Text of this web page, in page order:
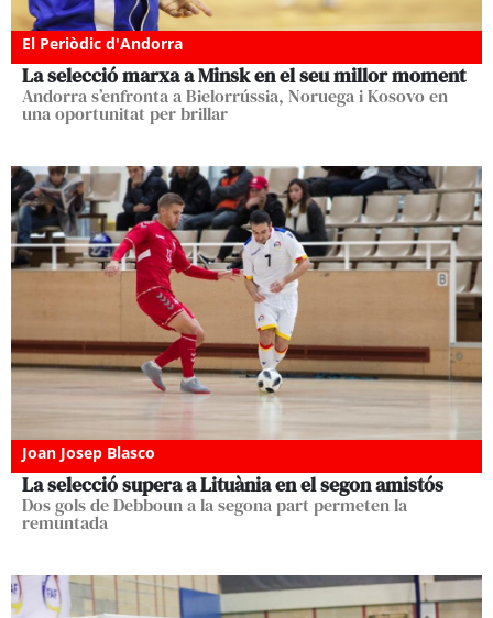
El Periòdic d'Andorra
La selecció marxa a Minsk en el seu millor moment
Andorra s’enfronta a Bielorrússia, Noruega i Kosovo en
una oportunitat per brillar
Joan Josep Blasco
La selecció supera a Lituània en el segon amistós
Dos gols de Debboun a la segona part permeten la
remuntada